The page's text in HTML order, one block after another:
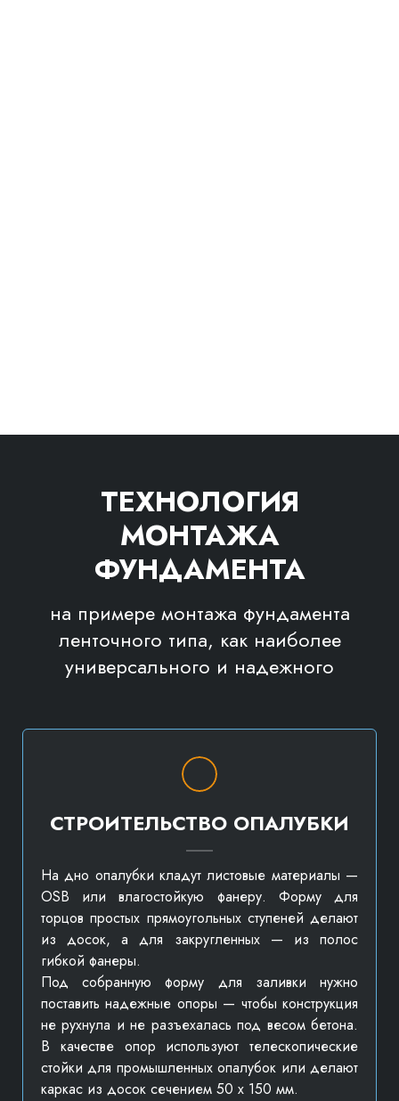
ТЕХНОЛОГИЯ
МОНТАЖА
ФУНДАМЕНТА
на примере монтажа фундамента
ленточного типа, как наиболее
универсального и надежного
СТРОИТЕЛЬСТВО ОПАЛУБКИ
На дно опалубки кладут листовые материалы —
OSB или влагостойкую фанеру. Форму для
торцов простых прямоугольных ступеней делают
из досок, а для закругленных — из полос
гибкой фанеры.
Под собранную форму для заливки нужно
поставить надежные опоры — чтобы конструкция
не рухнула и не разъехалась под весом бетона.
В качестве опор используют телескопические
стойки для промышленных опалубок или делают
каркас из досок сечением 50 х 150 мм.